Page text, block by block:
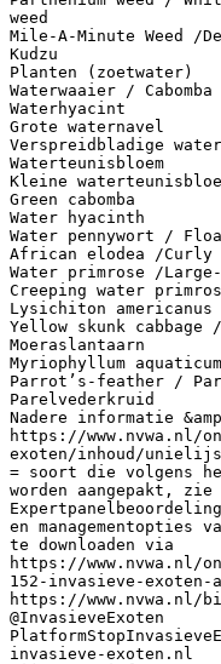
weed
Mile-A-Minute Weed /
Kudzu
Planten (zoetwater)
Waterwaaier / Cabomba
Waterhyacint
Grote waternavel
Verspreidbladige
Waterteunisbloem
Kleine
Green cabomba
Water hyacinth
Water pennywort /
African elodea /Curly
Water primrose /
Creeping water
Lysichiton americanus
Yellow skunk cabbage
Moeraslantaarn
Myriophyllum aquaticum
Parrot’s-feather /
Parelvederkruid
Nadere informatie
https://www.nvwa.nl/
exoten/inhoud/
= soort die volgens
worden aangepakt,
en managementopties
te downloaden via
https://www.nvwa.nl/
152-invasieve-exoten-
https://www.nvwa.nl/
@InvasieveExoten
invasieve-exoten.nl